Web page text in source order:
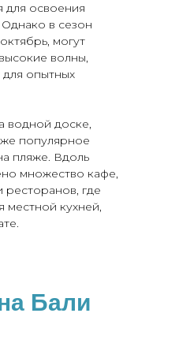
для освоения
в сезон
могут
волны,
опытных
водной доске,
популярное
пляже. Вдоль
множество кафе,
ресторанов, где
местной кухней,
Бали